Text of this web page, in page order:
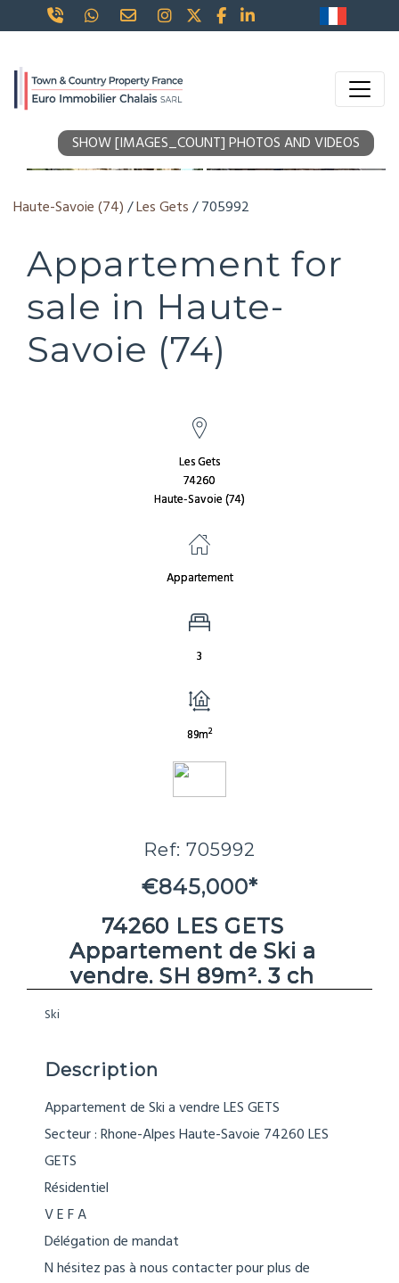
SHOW [IMAGES_COUNT] PHOTOS AND VIDEOS
Haute-Savoie (74)/Les Gets/ 705992
Appartement for
sale in Haute-
Savoie (74)
Les Gets
74260
Haute-Savoie (74)
Appartement
3
89m2
Ref: 705992
€845,000*
74260 LES GETS
Appartement de Ski a
vendre. SH 89m². 3 ch
Ski
Description
Appartement de Ski a vendre LES GETS
Secteur : Rhone-Alpes Haute-Savoie 74260 LES
GETS
Résidentiel
V E F A
Délégation de mandat
N hésitez pas à nous contacter pour plus de